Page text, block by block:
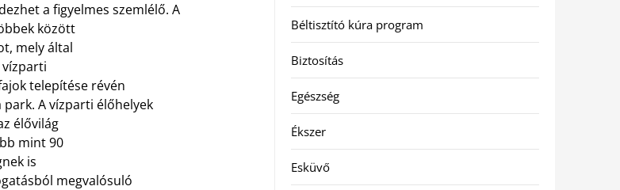
a figyelmes szemlélő. A
között
mely által
telepítése révén
A vízparti élőhelyek
élővilág
mint 90
is
megvalósuló
Béltisztító kúra program
Biztosítás
Egészség
Ékszer
Esküvő